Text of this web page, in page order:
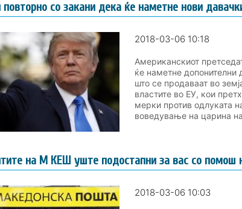
со закани дека ќе наметне нови
2018-03-06 10:18
Американскиот
ќе наметне допонителни
што се продаваат во
властите во ЕУ, кои
мерки против одлуката
воведување на царина
на М КЕШ уште подостапни за вас со помош
2018-03-06 10:03